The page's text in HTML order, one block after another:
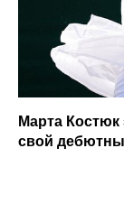
Марта Костюк
свой